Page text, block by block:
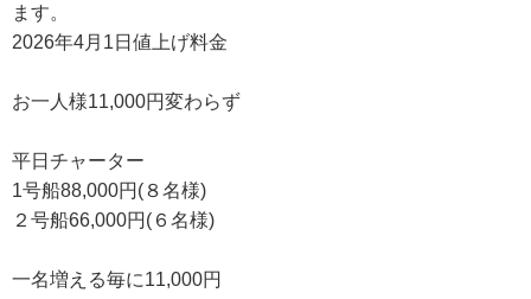
ます。
2026年4月1日値上げ料金
お一人様11,000円変わらず
平日チャーター
1号船88,000円(８名様)
２号船66,000円(６名様)
一名増える毎に11,000円